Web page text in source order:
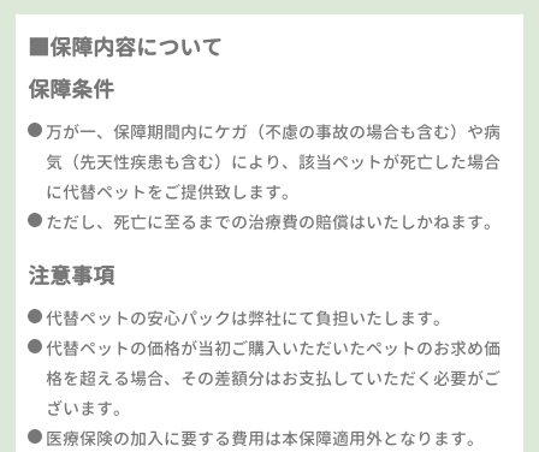
■保障内容について
保障条件
万が一、保障期間内にケガ（不慮の事故の場合も含む）や病
気（先天性疾患も含む）により、該当ペットが死亡した場合
に代替ペットをご提供致します。
ただし、死亡に至るまでの治療費の賠償はいたしかねます。
注意事項
代替ペットの安心パックは弊社にて負担いたします。
代替ペットの価格が当初ご購入いただいたペットのお求め価
格を超える場合、その差額分はお支払していただく必要がご
ざいます。
医療保険の加入に要する費用は本保障適用外となります。